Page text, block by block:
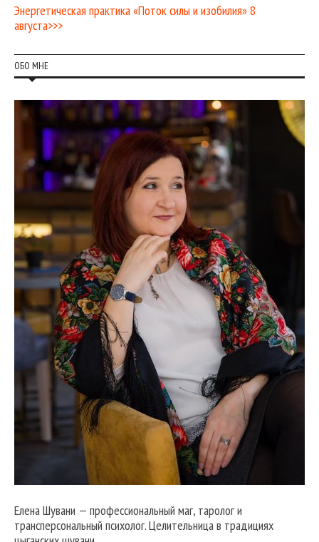
Энергетическая практика «Поток силы и изобилия» 8
августа>>>
ОБО МНЕ
Елена Шувани — профессиональный маг, таролог и
трансперсональный психолог. Целительница в традициях